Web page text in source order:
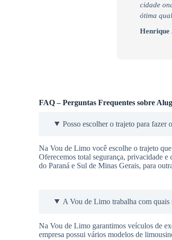
cidade
ótima
Henrique
FAQ – Perguntas Frequentes sobre
Posso escolher o trajeto para fazer
Na Vou de Limo você escolhe o trajeto
Oferecemos total segurança, privacidade
do Paraná e Sul de Minas Gerais, para
A Vou de Limo trabalha com quais
Na Vou de Limo garantimos veículos de
empresa possui vários modelos de